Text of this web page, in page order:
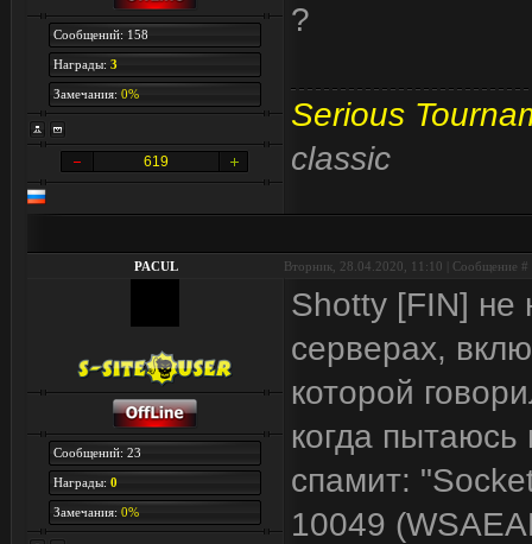
Сообщений: 158
Награды: 3
Замечания: 0%
619
?
Serious
classic
PACUL Вторник, 28.04.2020, 11:10 | Сообщение #
Сообщений: 23
Награды: 0
Замечания: 0%
Shotty [FIN]
серверах,
которой
когда пытаюсь
спамит:
10049